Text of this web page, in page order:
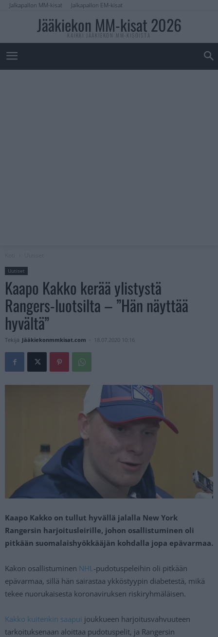
Jalkapallon MM-kisat Jalkapallon EM-kisat
Jääkiekon MM-kisat 2026
KAIKKI JÄÄKIEKON MM-KISOISTA
Uutiset
Kaapo Kakko kerää ylistystä
Rangers-luotsilta – ”Hän näyttää
hyvältä”
Tekijä Jääkiekonmmkisat.com - 18.07.2020 10:16
Kaapo Kakko on tullut hyvällä jalalla New York
Rangersin harjoitusleirille, johon osallistuminen oli
pitkään suomalaishyökkääjän kohdalla jopa epävarmaa.
Kakon osallistuminen NHL -pudotuspeleihin oli pitkään
epävarmaa, sillä hän sairastaa ykköstyypin diabetestä, mikä
tekee nuorukaisesta koronaviruksen riskiryhmäläisen.
Kakko kuitenkin saapui joukkueen harjoitusvahvuuteen
tarkoituksenaan aloittaa pudotuspelit, ja Rangersin